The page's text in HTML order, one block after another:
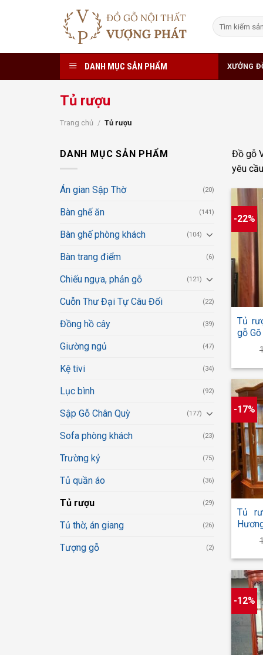
Tìm
kiếm:
DANH MỤC SẢN PHẨM XƯỞNG
Tủ rượu
Trang chủ / Tủ rượu
DANH MỤC SẢN PHẨM
Án gian Sập Thờ (20)
Bàn ghế ăn (141)
Bàn ghế phòng khách (104)
Bàn trang điểm (6)
Chiếu ngựa, phản gỗ (121)
Cuỗn Thư Đại Tự Câu Đối (22)
Đồng hồ cây (39)
Giường ngủ (47)
Kệ tivi (34)
Lục bình (92)
Sập Gỗ Chân Quỳ (177)
Sofa phòng khách (23)
Trường kỷ (75)
Tủ quần áo (36)
Tủ rượu (29)
Tủ thờ, án giang (26)
Tượng gỗ (2)
Đồ gỗ
yêu
-22%
Tủ
gỗ
-17%
+
Tủ
-12%